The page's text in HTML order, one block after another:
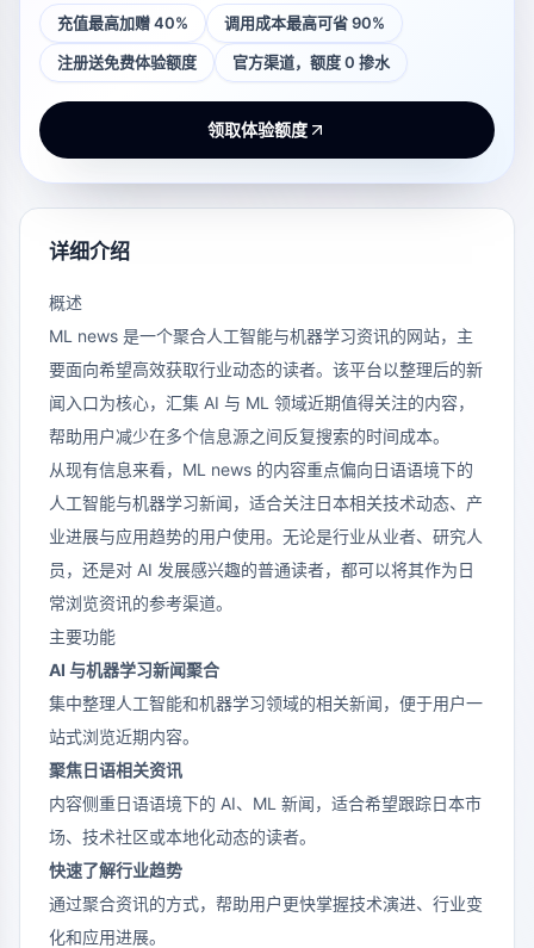
充值最高加赠 40% 调用成本最高可省 90%
注册送免费体验额度 官方渠道，额度 0 掺水
领取体验额度
详细介绍
概述
ML news 是一个聚合人工智能与机器学习资讯的网站，主
要面向希望高效获取行业动态的读者。该平台以整理后的新
闻入口为核心，汇集 AI 与 ML 领域近期值得关注的内容，
帮助用户减少在多个信息源之间反复搜索的时间成本。
从现有信息来看，ML news 的内容重点偏向日语语境下的
人工智能与机器学习新闻，适合关注日本相关技术动态、产
业进展与应用趋势的用户使用。无论是行业从业者、研究人
员，还是对 AI 发展感兴趣的普通读者，都可以将其作为日
常浏览资讯的参考渠道。
主要功能
AI 与机器学习新闻聚合
集中整理人工智能和机器学习领域的相关新闻，便于用户一
站式浏览近期内容。
聚焦日语相关资讯
内容侧重日语语境下的 AI、ML 新闻，适合希望跟踪日本市
场、技术社区或本地化动态的读者。
快速了解行业趋势
通过聚合资讯的方式，帮助用户更快掌握技术演进、行业变
化和应用进展。